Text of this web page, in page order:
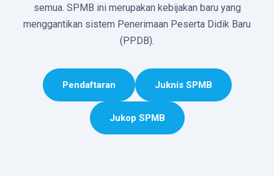
semua. SPMB ini merupakan kebijakan baru yang
menggantikan sistem Penerimaan Peserta Didik Baru
(PPDB).
Pendaftaran Juknis SPMB
Jukop SPMB